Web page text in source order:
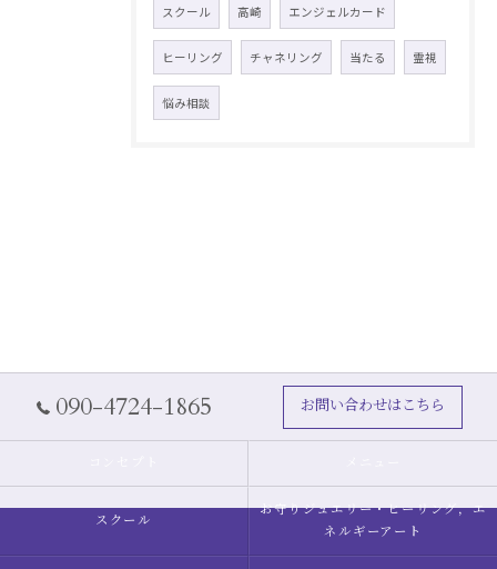
スクール 高崎 エンジェルカード
ヒーリング チャネリング 当たる 霊視
悩み相談
090-4724-1865 お問い合わせはこちら
スクール
お守りジュエリー・ヒーリング，エ
ネルギーアート